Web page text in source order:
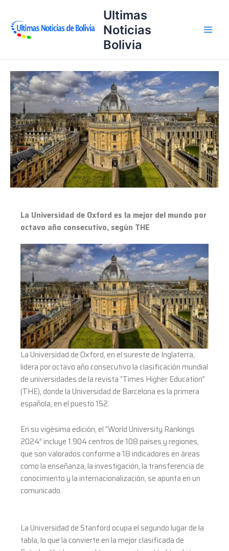
contenido
Ultimas
Noticias
Bolivia
La Universidad de Oxford es la mejor del mundo por
octavo año consecutivo, según THE
La Universidad de Oxford, en el sureste de Inglaterra,
lidera por octavo año consecutivo la clasificación mundial
de universidades de la revista “Times Higher Education”
(THE), donde la Universidad de Barcelona es la primera
española, en el puesto 152.
En su vigésima edición, el “World University Rankings
2024” incluye 1.904 centros de 108 países y regiones,
que son valorados conforme a 18 indicadores en áreas
como la enseñanza, la investigación, la transferencia de
conocimiento y la internacionalización, se apunta en un
comunicado.
La Universidad de Stanford ocupa el segundo lugar de la
tabla, lo que la convierte en la mejor clasificada de
La
Universidad
de
Oxford
es
la
mejor
del
mundo
por
año
consecutivo,
THE